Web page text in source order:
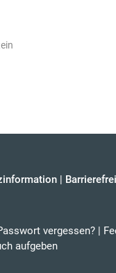
|
vergessen? |
aufgeben